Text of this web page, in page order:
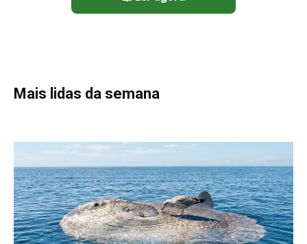
Peixe-lua emerge horizontalmente na superfície oceânica para
permitir que aves marinhas removam ectoparasitas